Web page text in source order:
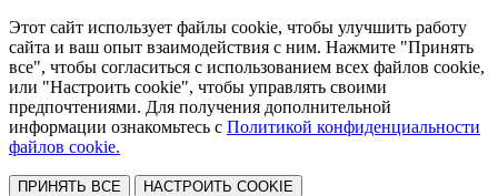
Этот сайт использует файлы cookie, чтобы улучшить работу
сайта и ваш опыт взаимодействия с ним. Нажмите "Принять
все", чтобы согласиться с использованием всех файлов cookie,
или "Настроить cookie", чтобы управлять своими
предпочтениями. Для получения дополнительной
информации ознакомьтесь с Политикой конфиденциальности
файлов cookie.
ПРИНЯТЬ ВСЕ НАСТРОИТЬ COOKIE